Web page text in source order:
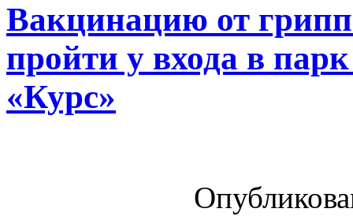
Вакцинацию от
пройти у входа в
«Курс»